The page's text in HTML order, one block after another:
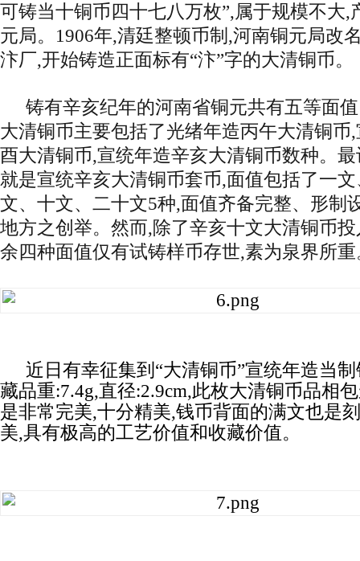
可铸当十铜币四十七八万枚”,属于规模不大,
元局。1906年,清廷整顿币制,河南铜元局改
汴厂,开始铸造正面标有“汴”字的大清铜币。
铸有辛亥纪年的河南省铜元共有五等面值
大清铜币主要包括了光绪年造丙午大清铜币
酉大清铜币,宣统年造辛亥大清铜币数种。
就是宣统辛亥大清铜币套币,面值包括了一
文、十文、二十文5种,面值齐备完整、形制
地方之创举。然而,除了辛亥十文大清铜币
余四种面值仅有试铸样币存世,素为泉界所重
近日有幸征集到“大清铜币”宣统年造当
藏品重:7.4g,直径:2.9cm,此枚大清铜币品相
是非常完美,十分精美,钱币背面的满文也是
美,具有极高的工艺价值和收藏价值。